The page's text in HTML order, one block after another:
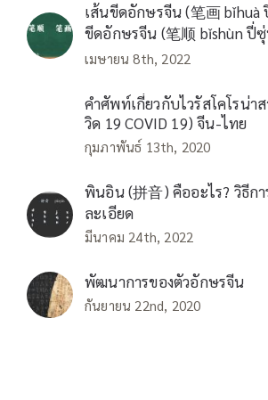
เส้นขีดอักษรจีน (笔画 bǐhuà
ขีดอักษรจีน (笔顺 bǐshùn ปี่
เมษายน 8th, 2022
คำศัพท์เกี่ยวกับไวรัสโคโรน่า
วิด 19 COVID 19) จีน-ไทย
กุมภาพันธ์ 13th, 2020
พินอิน (拼音) คืออะไร? วิธีก
ละเอียด
มีนาคม 24th, 2022
พัฒนาการของตัวอักษรจีน
กันยายน 22nd, 2020